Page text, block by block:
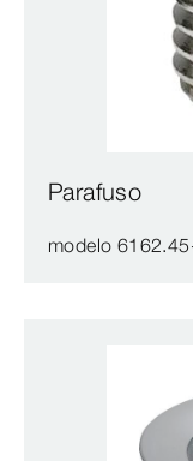
Parafuso
modelo